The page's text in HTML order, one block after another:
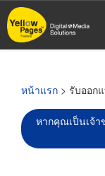
ข้าม
ไป
หน้าแรก > รับออก
หากคุณเป็นเจ้า